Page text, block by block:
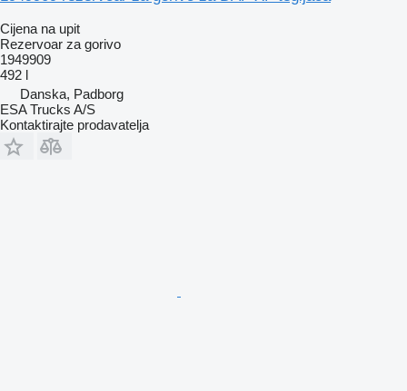
Cijena na upit
Rezervoar za gorivo
1949909
492 l
Danska, Padborg
ESA Trucks A/S
Kontaktirajte prodavatelja